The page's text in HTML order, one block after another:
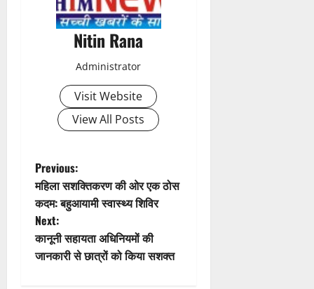
Nitin Rana
Administrator
Visit Website
View All Posts
P
o
s
t
Previous:
महिला सशक्तिकरण की ओर एक ठोस
कदम: बहुआयामी स्वास्थ्य शिविर
Next:
कानूनी सहायता अधिनियमों की
जानकारी से छात्रों को किया सशक्त